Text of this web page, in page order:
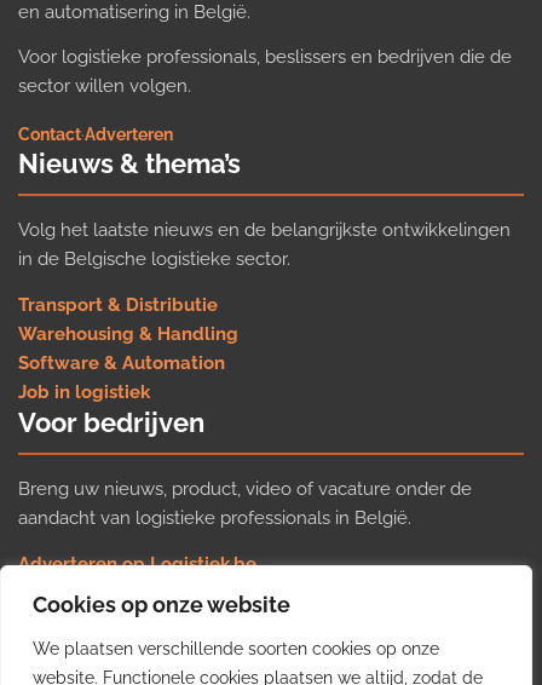
Cookies op onze website
We plaatsen verschillende soorten cookies op onze
website. Functionele cookies plaatsen we altijd, zodat de
en automatisering in België.
Voor logistieke professionals, beslissers en bedrijven die de
sector willen volgen.
Contact·Adverteren
Nieuws & thema’s
Volg het laatste nieuws en de belangrijkste ontwikkelingen
in de Belgische logistieke sector.
Transport & Distributie
Warehousing & Handling
Software & Automation
Job in logistiek
Voor bedrijven
Breng uw nieuws, product, video of vacature onder de
aandacht van logistieke professionals in België.
Adverteren op Logistiek.be
Nieuws insturen
Uw video op Logistiek.TV
Job plaatsen